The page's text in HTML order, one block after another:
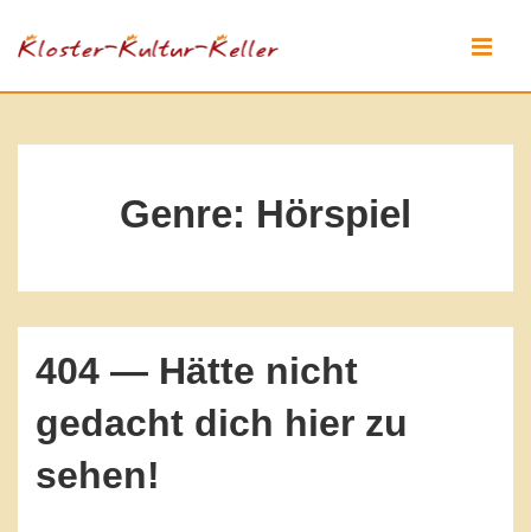
Zum
Genre: Hörspiel
404 — Hätte nicht
gedacht dich hier zu
sehen!